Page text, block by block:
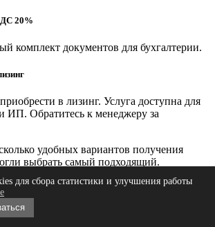
20%
комплект документов для бухгалтерии.
в лизинг. Услуга доступна для
ИП. Обратитесь к менеджеру за
удобных вариантов получения
выбрать самый подходящий.
с одной из наших площадок,
для сбора статистики и улучшения работы